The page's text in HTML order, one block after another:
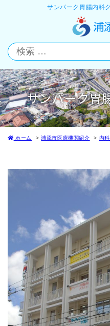
サンパーク胃腸内科
サンパーク胃
ホーム 浦添市医療機関紹介 内科